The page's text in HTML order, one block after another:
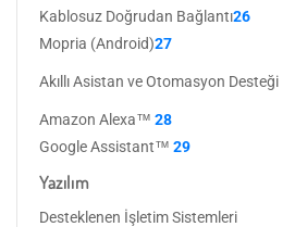
Kablosuz Doğrudan Bağlantı26
Mopria (Android)27
Akıllı Asistan ve Otomasyon Desteği
Amazon Alexa™ 28
Google Assistant™ 29
Yazılım
Desteklenen İşletim Sistemleri